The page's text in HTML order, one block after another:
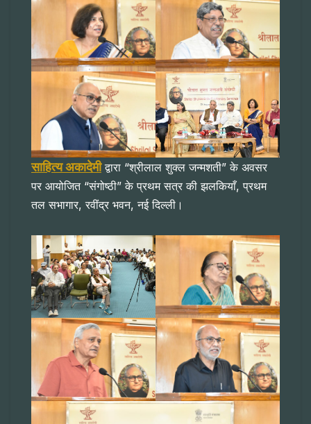
साहित्य अकादेमीद्वारा “श्रीलाल शुक्ल जन्मशती” के अवसर
पर आयोजित “संगोष्ठी” के प्रथम सत्र की झलकियाँ, प्रथम
तल सभागार, रवींद्र भवन, नई दिल्ली।